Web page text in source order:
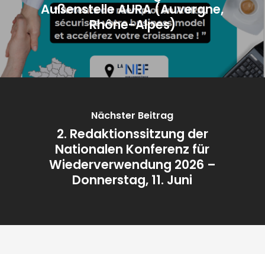
Außenstelle AURA (Auvergne,
Rhône-Alpes)
Nächster Beitrag
2. Redaktionssitzung der
Nationalen Konferenz für
Wiederverwendung 2026 –
Donnerstag, 11. Juni